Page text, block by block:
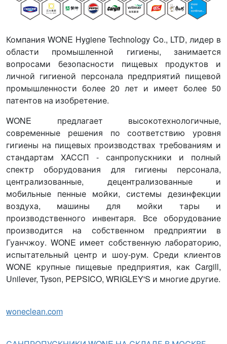
Компания WONE Hygiene Technology Co., LTD, лидер в
области промышленной гигиены, занимается
вопросами безопасности пищевых продуктов и
личной гигиеной персонала предприятий пищевой
промышленности более 20 лет и имеет более 50
патентов на изобретение.
WONE предлагает высокотехнологичные,
современные решения по соответствию уровня
гигиены на пищевых производствах требованиям и
стандартам ХАССП - санпропускники и полный
спектр оборудования для гигиены персонала,
централизованные, децентрализованные и
мобильные пенные мойки, системы дезинфекции
воздуха, машины для мойки тары и
производственного инвентаря. Все оборудование
производится на собственном предприятии в
Гуанчжоу. WONE имеет собственную лабораторию,
испытательный центр и шоу-рум. Среди клиентов
WONE крупные пищевые предприятия, как Cargill,
Unilever, Tyson, PEPSICO, WRIGLEY'S и многие другие.
woneclean.com